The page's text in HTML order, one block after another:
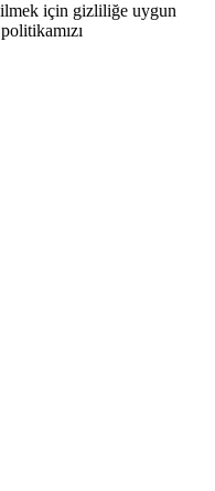
için gizliliğe uygun